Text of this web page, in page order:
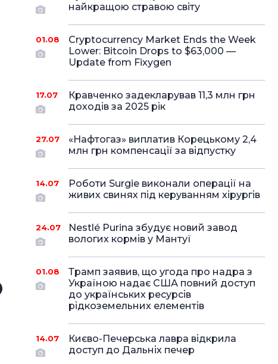
найкращою стравою світу
01.08
Cryptocurrency Market Ends the Week
Lower: Bitcoin Drops to $63,000 —
Update from Fixygen
17.07
Кравченко задекларував 11,3 млн грн
доходів за 2025 рік
27.07
«Нафтогаз» виплатив Корецькому 2,4
млн грн компенсації за відпустку
14.07
Роботи Surgie виконали операції на
живих свинях під керуванням хірургів
24.07
Nestlé Purina збудує новий завод
вологих кормів у Мантуї
01.08
Трамп заявив, що угода про надра з
Україною надає США повний доступ
до українських ресурсів
рідкоземельних елементів
14.07
Києво-Печерська лавра відкрила
доступ до Дальніх печер